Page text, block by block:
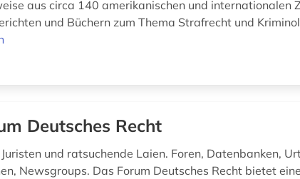
aus circa 140 amerikanischen und internationalen
und Büchern zum Thema Strafrecht und
Deutsches Recht
und ratsuchende Laien. Foren, Datenbanken,
Newsgroups. Das Forum Deutsches Recht bietet